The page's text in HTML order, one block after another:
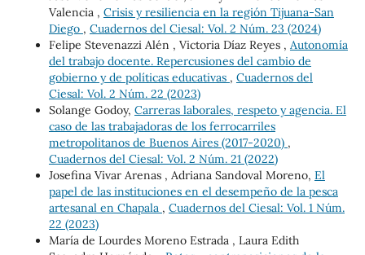
Valencia , Crisis y resiliencia en la región Tijuana-San
Diego , Cuadernos del Ciesal: Vol. 2 Núm. 23 (2024)
Felipe Stevenazzi Alén , Victoria Díaz Reyes , Autonomía
del trabajo docente. Repercusiones del cambio de
gobierno y de políticas educativas , Cuadernos del
Ciesal: Vol. 2 Núm. 22 (2023)
Solange Godoy, Carreras laborales, respeto y agencia. El
caso de las trabajadoras de los ferrocarriles
metropolitanos de Buenos Aires (2017-2020) ,
Cuadernos del Ciesal: Vol. 2 Núm. 21 (2022)
Josefina Vivar Arenas , Adriana Sandoval Moreno, El
papel de las instituciones en el desempeño de la pesca
artesanal en Chapala , Cuadernos del Ciesal: Vol. 1 Núm.
22 (2023)
María de Lourdes Moreno Estrada , Laura Edith